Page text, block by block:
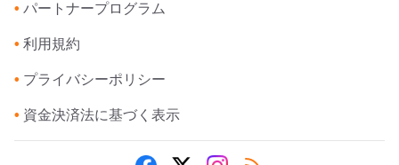
• パートナープログラム
• 利用規約
• プライバシーポリシー
• 資金決済法に基づく表示